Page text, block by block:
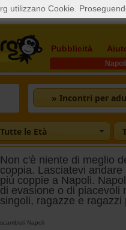
Pubblicità
Napoli
» Incontri per
Tutte le Età
Non c'è niente di meglio
coppia. Lasciatevi
più coppie a Napoli.
di evasione o di piacevoli
singoli, ragazze e
scambisti Napoli
utilizzano Cookie.